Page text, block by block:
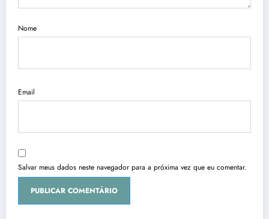
Nome
Email
Salvar meus dados neste navegador para a próxima vez que eu comentar.